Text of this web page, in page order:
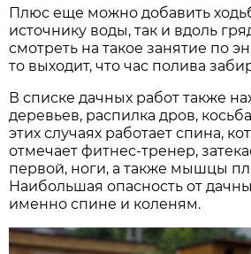
Плюс еще можно добавить
источнику воды, так и вдоль
смотреть на такое занятие по
то выходит, что час полива
В списке дачных работ также
деревьев, распилка дров,
этих случаях работает спина,
отмечает фитнес-тренер,
первой, ноги, а также мышцы
Наибольшая опасность от
именно спине и коленям.